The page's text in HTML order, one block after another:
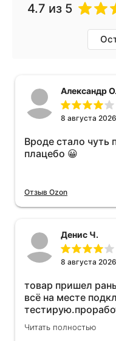
4.7 из 5
Александр О.
8 августа 2026
Вроде стало чуть
плацебо 😀
Отзыв Ozon
Денис Ч.
8 августа 2026
товар пришел
всё на месте
работать
жаль деньги на
Читать полностью